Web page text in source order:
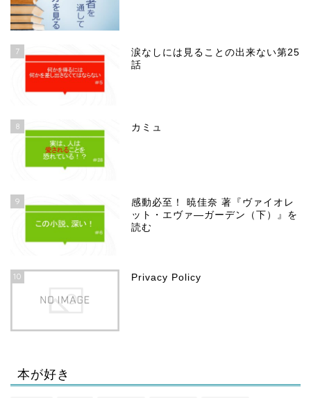
7
涙なしには見ることの出来ない第25
話
8 カミュ
9
感動必至！ 暁佳奈 著『ヴァイオレ
ット・エヴァ―ガーデン（下）』を
読む
10 Privacy Policy
本が好き